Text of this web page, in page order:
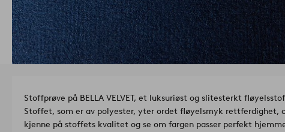
Stoffprøve på BELLA VELVET, et luksuriøst og slitesterkt
Stoffet, som er av polyester, yter ordet fløyelsmyk rettferdighet,
kjenne på stoffets kvalitet og se om fargen passer perfekt